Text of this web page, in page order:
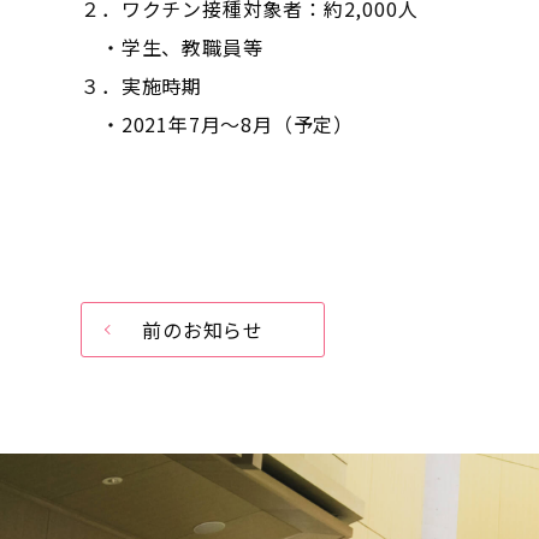
２．ワクチン接種対象者：約2,000人
・学生、教職員等
３．実施時期
・2021年7月～8月（予定）
前のお知らせ